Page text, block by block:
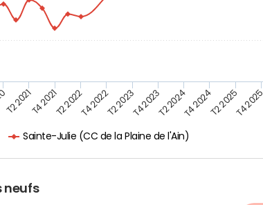
Sainte-Julie (CC de la Plaine de l'Ain)
T2 2021T4 2021T2 2022T4 2022T2 2023T4 2023T2 2024T4 2024T2 2025T4 2025
neufs